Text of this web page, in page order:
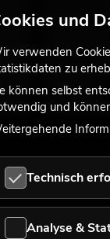
Bestand
6,90€
und
verwenden
zu
können selbst
und
Technisch
Analyse &